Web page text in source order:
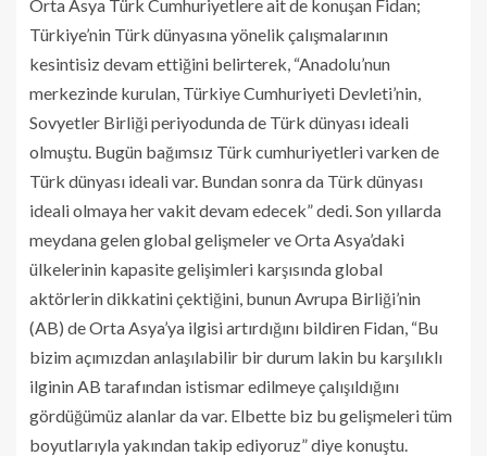
Orta Asya Türk Cumhuriyetlere ait de konuşan Fidan;
Türkiye’nin Türk dünyasına yönelik çalışmalarının
kesintisiz devam ettiğini belirterek, “Anadolu’nun
merkezinde kurulan, Türkiye Cumhuriyeti Devleti’nin,
Sovyetler Birliği periyodunda de Türk dünyası ideali
olmuştu. Bugün bağımsız Türk cumhuriyetleri varken de
Türk dünyası ideali var. Bundan sonra da Türk dünyası
ideali olmaya her vakit devam edecek” dedi. Son yıllarda
meydana gelen global gelişmeler ve Orta Asya’daki
ülkelerinin kapasite gelişimleri karşısında global
aktörlerin dikkatini çektiğini, bunun Avrupa Birliği’nin
(AB) de Orta Asya’ya ilgisi artırdığını bildiren Fidan, “Bu
bizim açımızdan anlaşılabilir bir durum lakin bu karşılıklı
ilginin AB tarafından istismar edilmeye çalışıldığını
gördüğümüz alanlar da var. Elbette biz bu gelişmeleri tüm
boyutlarıyla yakından takip ediyoruz” diye konuştu.